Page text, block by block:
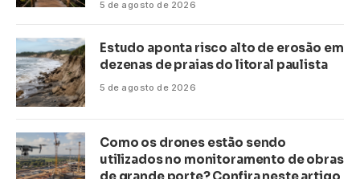
5 de agosto de 2026
Estudo aponta risco alto de erosão em
dezenas de praias do litoral paulista
5 de agosto de 2026
Como os drones estão sendo
utilizados no monitoramento de obras